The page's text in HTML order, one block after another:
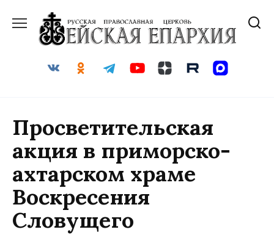
содержанию
Просветительская
акция в приморско-
ахтарском храме
Воскресения
Словущего